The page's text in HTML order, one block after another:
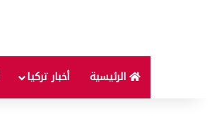
الرئيسية أخبار تركيا